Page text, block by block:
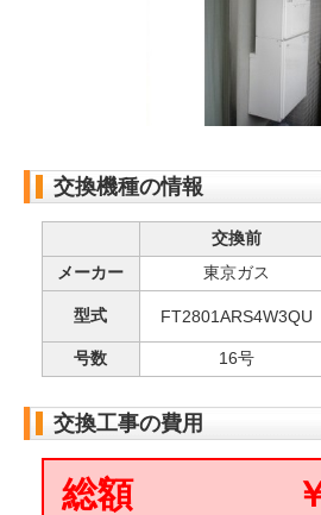
交換機種の情報
交換前
メーカー
東京ガス
型式 FT2801ARS4W3QU
号数
16号
交換工事の費用
総額